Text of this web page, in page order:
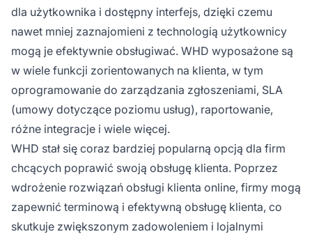
dla użytkownika i dostępny interfejs, dzięki czemu
nawet mniej zaznajomieni z technologią użytkownicy
mogą je efektywnie obsługiwać. WHD wyposażone są
w wiele funkcji zorientowanych na klienta, w tym
oprogramowanie do zarządzania zgłoszeniami, SLA
(umowy dotyczące poziomu usług), raportowanie,
różne integracje i wiele więcej.
WHD stał się coraz bardziej popularną opcją dla firm
chcących poprawić swoją obsługę klienta. Poprzez
wdrożenie rozwiązań obsługi klienta online, firmy mogą
zapewnić terminową i efektywną obsługę klienta, co
skutkuje zwiększonym zadowoleniem i lojalnymi